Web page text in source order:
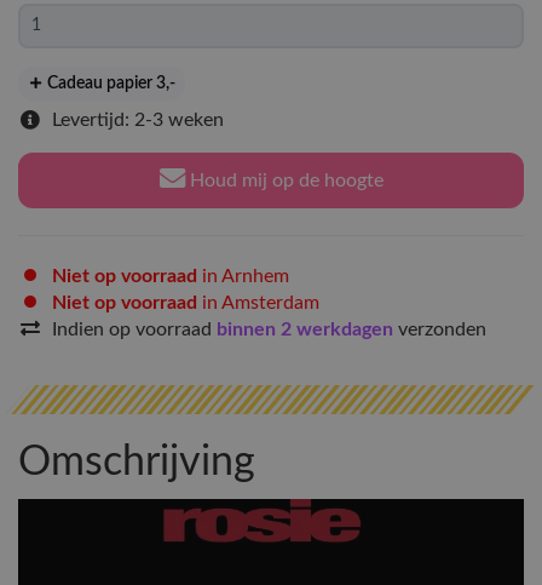
Cadeau papier 3,-
Levertijd: 2-3 weken
Houd mij op de hoogte
Niet op voorraad in Arnhem
Niet op voorraad in Amsterdam
Indien op voorraad binnen 2 werkdagen verzonden
Omschrijving